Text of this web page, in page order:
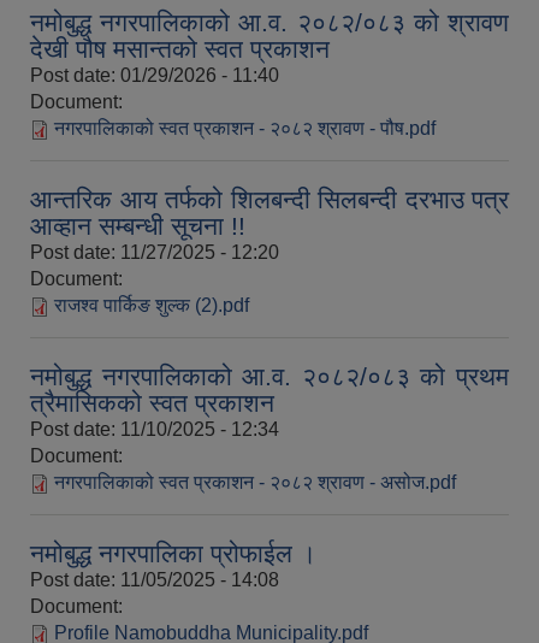
नमोबुद्ध नगरपालिकाको आ.व. २०८२/०८३ को श्रावण
देखी पौष मसान्तको स्वत प्रकाशन
Post date: 01/29/2026 - 11:40
Document:
नगरपालिकाको स्वत प्रकाशन - २०८२ श्रावण - पौष.pdf
आन्तरिक आय तर्फको शिलबन्दी सिलबन्दी दरभाउ पत्र
आव्हान सम्बन्धी सूचना !!
Post date: 11/27/2025 - 12:20
Document:
राजश्व पार्किङ शुल्क (2).pdf
नमोबुद्ध नगरपालिकाको आ.व. २०८२/०८३ को प्रथम
त्रैमासिकको स्वत प्रकाशन
Post date: 11/10/2025 - 12:34
Document:
नगरपालिकाको स्वत प्रकाशन - २०८२ श्रावण - असोज.pdf
नमोबुद्ध नगरपालिका प्रोफाईल ।
Post date: 11/05/2025 - 14:08
Document:
Profile Namobuddha Municipality.pdf